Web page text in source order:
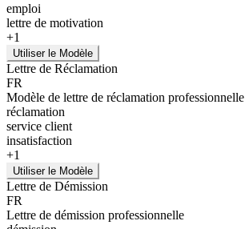
emploi
lettre de motivation
+1
Utiliser le Modèle
Lettre de Réclamation
FR
Modèle de lettre de réclamation professionnelle
réclamation
service client
insatisfaction
+1
Utiliser le Modèle
Lettre de Démission
FR
Lettre de démission professionnelle